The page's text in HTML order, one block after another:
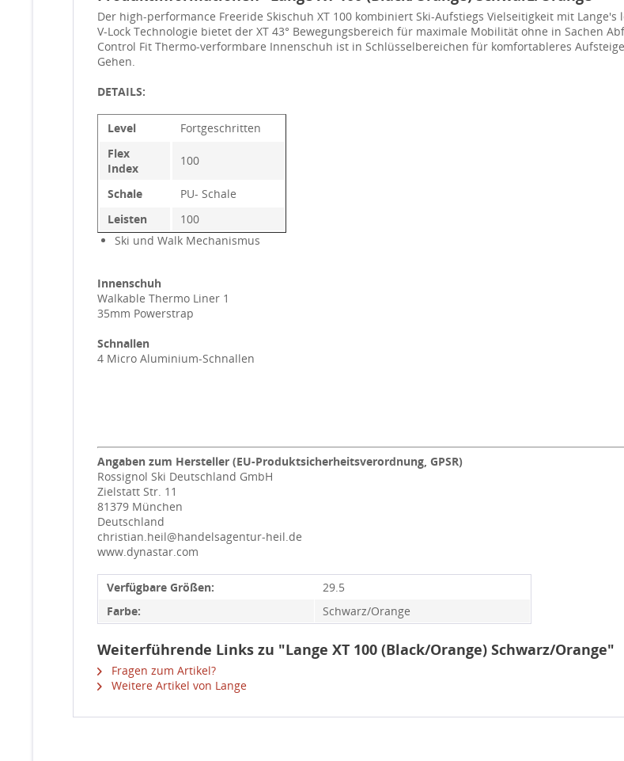
Der high-performance Freeride Skischuh XT 100 kombiniert Ski-Aufstiegs Vielseitigkeit mit
V-Lock Technologie bietet der XT 43° Bewegungsbereich für maximale Mobilität ohne in Sachen
Control Fit Thermo-verformbare Innenschuh ist in Schlüsselbereichen für komfortableres
Gehen.
DETAILS:
Level
Fortgeschritten
Flex
Index
100
Schale
PU- Schale
Leisten
100
Ski und Walk Mechanismus
Innenschuh
Walkable Thermo Liner 1
35mm Powerstrap
Schnallen
4 Micro Aluminium-Schnallen
Angaben zum Hersteller (EU-Produktsicherheitsverordnung, GPSR)
Rossignol Ski Deutschland GmbH
Zielstatt Str. 11
81379 München
Deutschland
christian.heil@handelsagentur-heil.de
www.dynastar.com
Verfügbare Größen:
29.5
Farbe:
Schwarz/Orange
Weiterführende Links zu "Lange XT 100 (Black/Orange) Schwarz/Orange"
Fragen zum Artikel?
Weitere Artikel von Lange